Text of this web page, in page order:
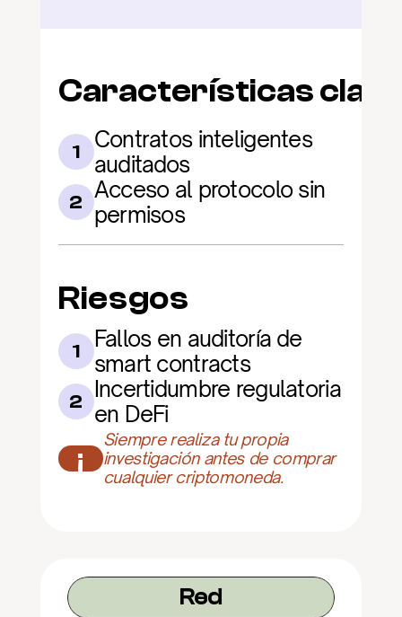
Características
1
Contratos inteligentes
auditados
2 Acceso al protocolo sin
permisos
Riesgos
1
Fallos en auditoría de
smart contracts
2 Incertidumbre regulatoria
en DeFi
¡
Siempre realiza tu propia
investigación antes de comprar
cualquier criptomoneda.
Red